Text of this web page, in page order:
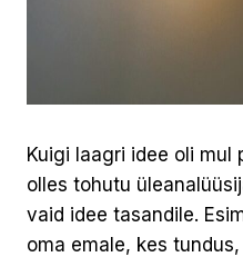
Kuigi laagri idee oli mul
olles tohutu
vaid idee tasandile.
oma emale, kes